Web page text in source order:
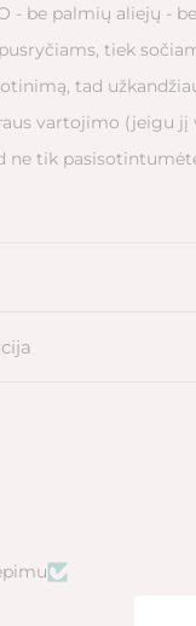
- be palmių aliejų -
tiek
tad
vartojimo (jeigu
ne tik